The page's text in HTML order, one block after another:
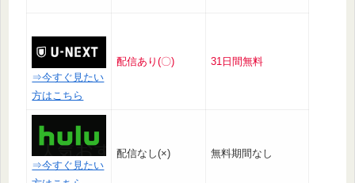
⇒今すぐ見たい
方はこちら
配信あり(〇) 31日間無料
⇒今すぐ見たい
配信なし(×) 無料期間なし